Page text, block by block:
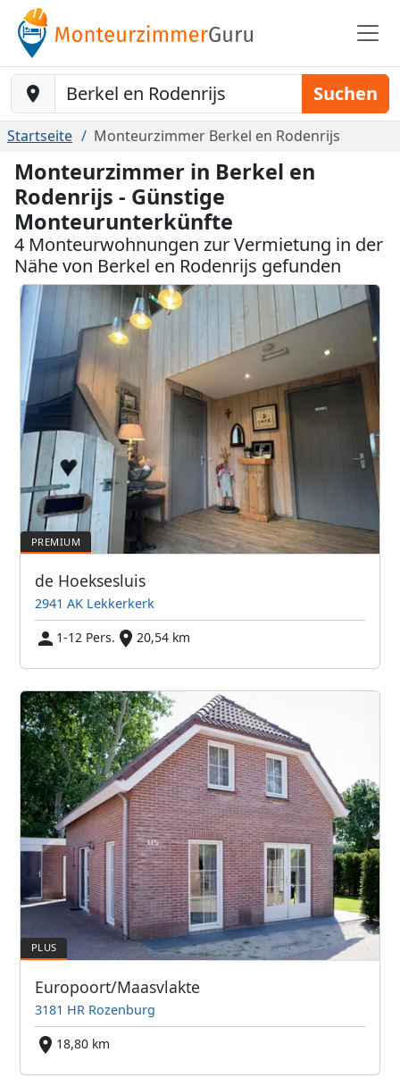
Baustelle-Location Suchen
Startseite Monteurzimmer Berkel en Rodenrijs
Monteurzimmer in Berkel en
Rodenrijs - Günstige
Monteurunterkünfte
4 Monteurwohnungen zur Vermietung in der
Nähe von Berkel en Rodenrijs gefunden
de Hoeksesluis
2941 AK Lekkerkerk
1-12 Pers.
20,54 km
Europoort/Maasvlakte
3181 HR Rozenburg
18,80 km